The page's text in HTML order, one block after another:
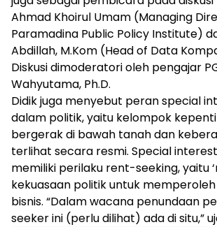
Ahmad Khoirul Umam (Managing
Paramadina Public Policy Institute)
Abdillah, M.Kom (Head of Data
Diskusi dimoderatori oleh pengajar
Wahyutama, Ph.D.
Didik juga menyebut peran special
dalam politik, yaitu kelompok
bergerak di bawah tanah dan
terlihat secara resmi. Special
memiliki perilaku rent-seeking, yaitu
kekuasaan politik untuk
bisnis. “Dalam wacana penundaan
seeker ini (perlu dilihat) ada di situ,”